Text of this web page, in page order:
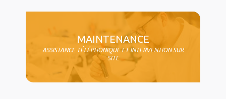
MAINTENANCE
ASSISTANCE TÉLÉPHONIQUE ET INTERVENTION SUR
SITE